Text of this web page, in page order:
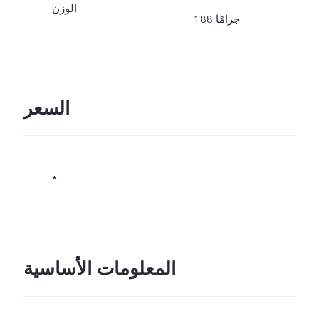
الوزن
188 جرامًا
السعر
*
المعلومات الأساسية